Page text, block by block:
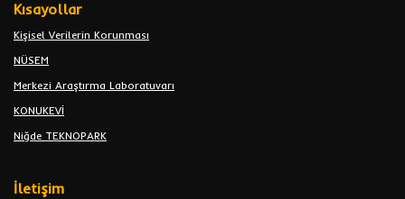
Kısayollar
Kişisel Verilerin Korunması
NÜSEM
Merkezi Araştırma Laboratuvarı
KONUKEVİ
Niğde TEKNOPARK
İletişim